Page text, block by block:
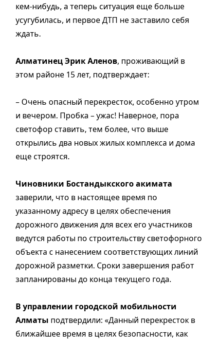
кем-нибудь, а теперь ситуация еще больше
усугубилась, и первое ДТП не заставило себя
ждать.
Алматинец Эрик Аленов, проживающий в
этом районе 15 лет, подтверждает:
– Очень опасный перекресток, особенно утром
и вечером. Пробка – ужас! Наверное, пора
светофор ставить, тем более, что выше
открылись два новых жилых комплекса и дома
еще строятся.
Чиновники Бостандыкского акимата
заверили, что в настоящее время по
указанному адресу в целях обеспечения
дорожного движения для всех его участников
ведутся работы по строительству светофорного
объекта с нанесением соответствующих линий
дорожной разметки. Сроки завершения работ
запланированы до конца текущего года.
В управлении городской мобильности
Алматы подтвердили: «Данный перекресток в
ближайшее время в целях безопасности, как